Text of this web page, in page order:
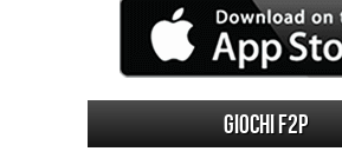
Giochi F2P